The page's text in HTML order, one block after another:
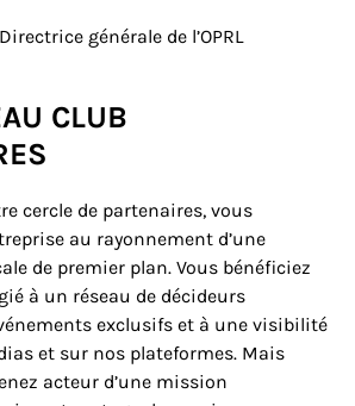
générale de l’OPRL
CLUB
cercle de partenaires, vous
au rayonnement d’une
de premier plan. Vous bénéficiez
à un réseau de décideurs
exclusifs et à une visibilité
et sur nos plateformes. Mais
acteur d’une mission